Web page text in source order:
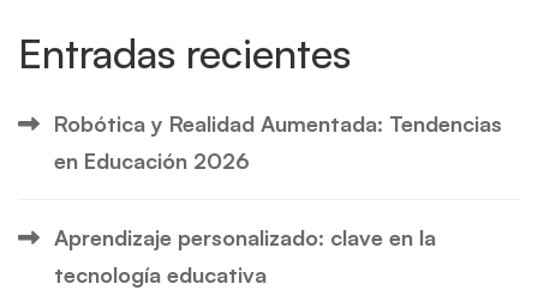
Entradas recientes
Robótica y Realidad Aumentada: Tendencias
en Educación 2026
Aprendizaje personalizado: clave en la
tecnología educativa